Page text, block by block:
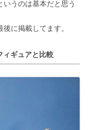
うのは基本だと思う
に掲載してます。
ギュアと比較